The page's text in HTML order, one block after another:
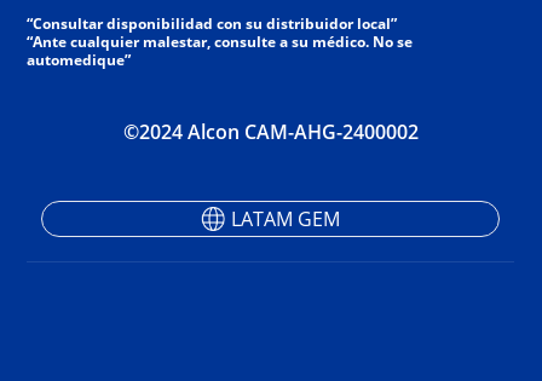
“Consultar disponibilidad con su distribuidor local”
“Ante cualquier malestar, consulte a su médico. No se
automedique”
©2024 Alcon CAM-AHG-2400002
LATAM GEM